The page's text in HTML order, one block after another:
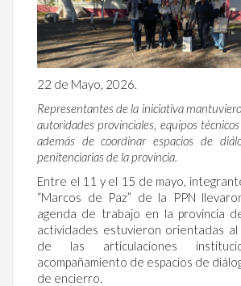
22 de Mayo, 2026.
Representantes de la iniciativa
autoridades provinciales, equipos técnicos
además de coordinar espacios de
penitenciarias de la provincia.
Entre el 11 y el 15 de mayo,
“Marcos de Paz” de la PPN
agenda de trabajo en la provincia
actividades estuvieron orientadas
de las articulaciones
acompañamiento de espacios de
de encierro.